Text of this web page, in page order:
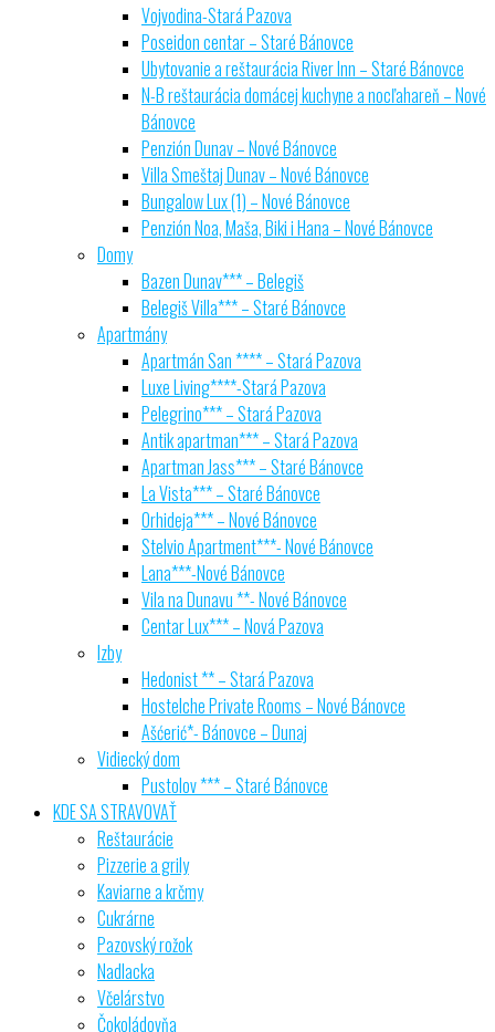
Vojvodina-Stará Pazova
Poseidon centar – Staré Bánovce
Ubytovanie a reštaurácia River Inn – Staré Bánovce
N-B reštaurácia domácej kuchyne a nocľahareň – Nové
Bánovce
Penzión Dunav – Nové Bánovce
Villa Smeštaj Dunav – Nové Bánovce
Bungalow Lux (1) – Nové Bánovce
Penzión Noa, Maša, Biki i Hana – Nové Bánovce
Domy
Bazen Dunav*** – Belegiš
Belegiš Villa*** – Staré Bánovce
Apartmány
Apartmán San **** – Stará Pazova
Luxe Living****-Stará Pazova
Pelegrino*** – Stará Pazova
Antik apartman*** – Stará Pazova
Apartman Jass*** – Staré Bánovce
La Vista*** – Staré Bánovce
Orhideja*** – Nové Bánovce
Stelvio Apartment***- Nové Bánovce
Lana***-Nové Bánovce
Vila na Dunavu **- Nové Bánovce
Centar Lux*** – Nová Pazova
Izby
Hedonist ** – Stará Pazova
Hostelche Private Rooms – Nové Bánovce
Ašćerić*- Bánovce – Dunaj
Vidiecký dom
Pustolov *** – Staré Bánovce
KDE SA STRAVOVAŤ
Reštaurácie
Pizzerie a grily
Kaviarne a krčmy
Cukrárne
Pazovský rožok
Nadlacka
Včelárstvo
Čokoládovňa